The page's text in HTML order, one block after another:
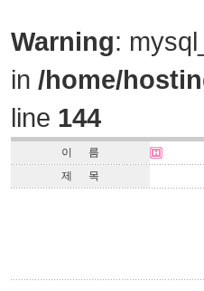
Warning:
in /home/
line 144
이 름
제 목